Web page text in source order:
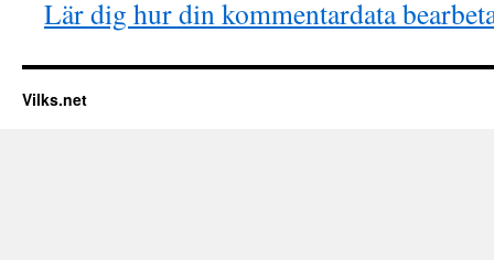
Lär dig hur din kommentardata
Vilks.net